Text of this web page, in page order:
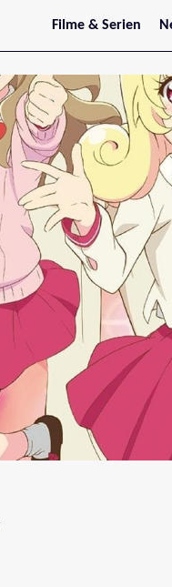
Filme & Serien
Trailer
Filmarchiv
Serienarchiv